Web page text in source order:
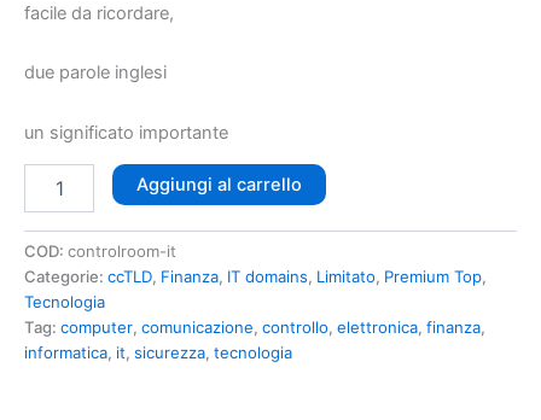
facile da ricordare,
due parole inglesi
un significato importante
Aggiungi al carrello
COD: controlroom-it
Categorie: ccTLD, Finanza, IT domains, Limitato, Premium Top,
Tecnologia
Tag: computer, comunicazione, controllo, elettronica, finanza,
informatica, it, sicurezza, tecnologia